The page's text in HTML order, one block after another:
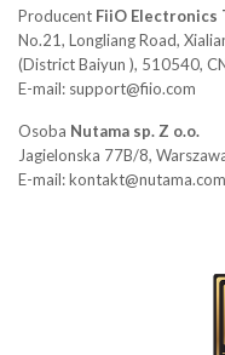
Producent FiiO Electronics
No.21, Longliang Road,
(District Baiyun ), 510540,
E-mail: support@fiio.com
Osoba Nutama sp. Z o.o.
Jagielonska 77B/8,
E-mail: kontakt@nutama.com